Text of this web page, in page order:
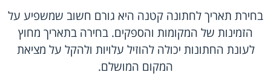
בחירת תאריך לחתונה קטנה היא גורם חשוב שמשפיע על
הזמינות של המקומות והספקים. בחירה בתאריך מחוץ
לעונת החתונות יכולה להוזיל עלויות ולהקל על מציאת
המקום המושלם.